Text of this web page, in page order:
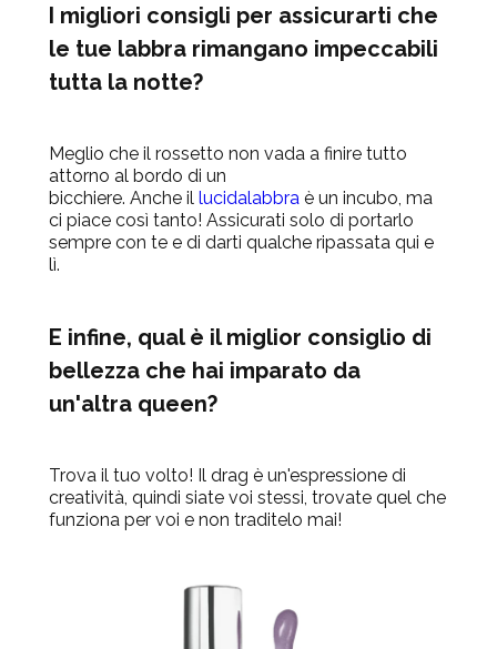
I migliori consigli per assicurarti che
le tue labbra rimangano impeccabili
tutta la notte?
Meglio che il rossetto non vada a finire tutto
attorno al bordo di un
bicchiere. Anche il lucidalabbra è un incubo, ma
ci piace così tanto! Assicurati solo di portarlo
sempre con te e di darti qualche ripassata qui e
lì.
E infine, qual è il miglior consiglio di
bellezza che hai imparato da
un'altra queen?
Trova il tuo volto! Il drag è un'espressione di
creatività, quindi siate voi stessi, trovate quel che
funziona per voi e non traditelo mai!